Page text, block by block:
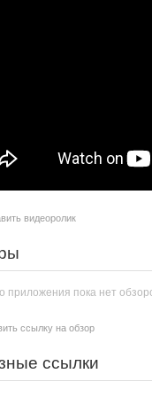
видеоролик
приложения пока нет
ссылку на обзор
ссылки